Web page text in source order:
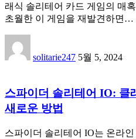
래식 솔리테어 카드 게임의 매
초월한 이 게임을 재발견하면…
solitarie247 5월 5, 2024
스파이더 솔리테어 IO: 클
새로운 방법
스파이더 솔리테어 IO는 온라